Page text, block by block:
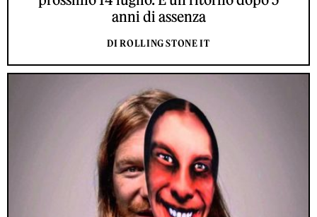
anni di assenza
DI ROLLING STONE IT